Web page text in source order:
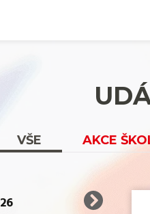
VŠE AKCE